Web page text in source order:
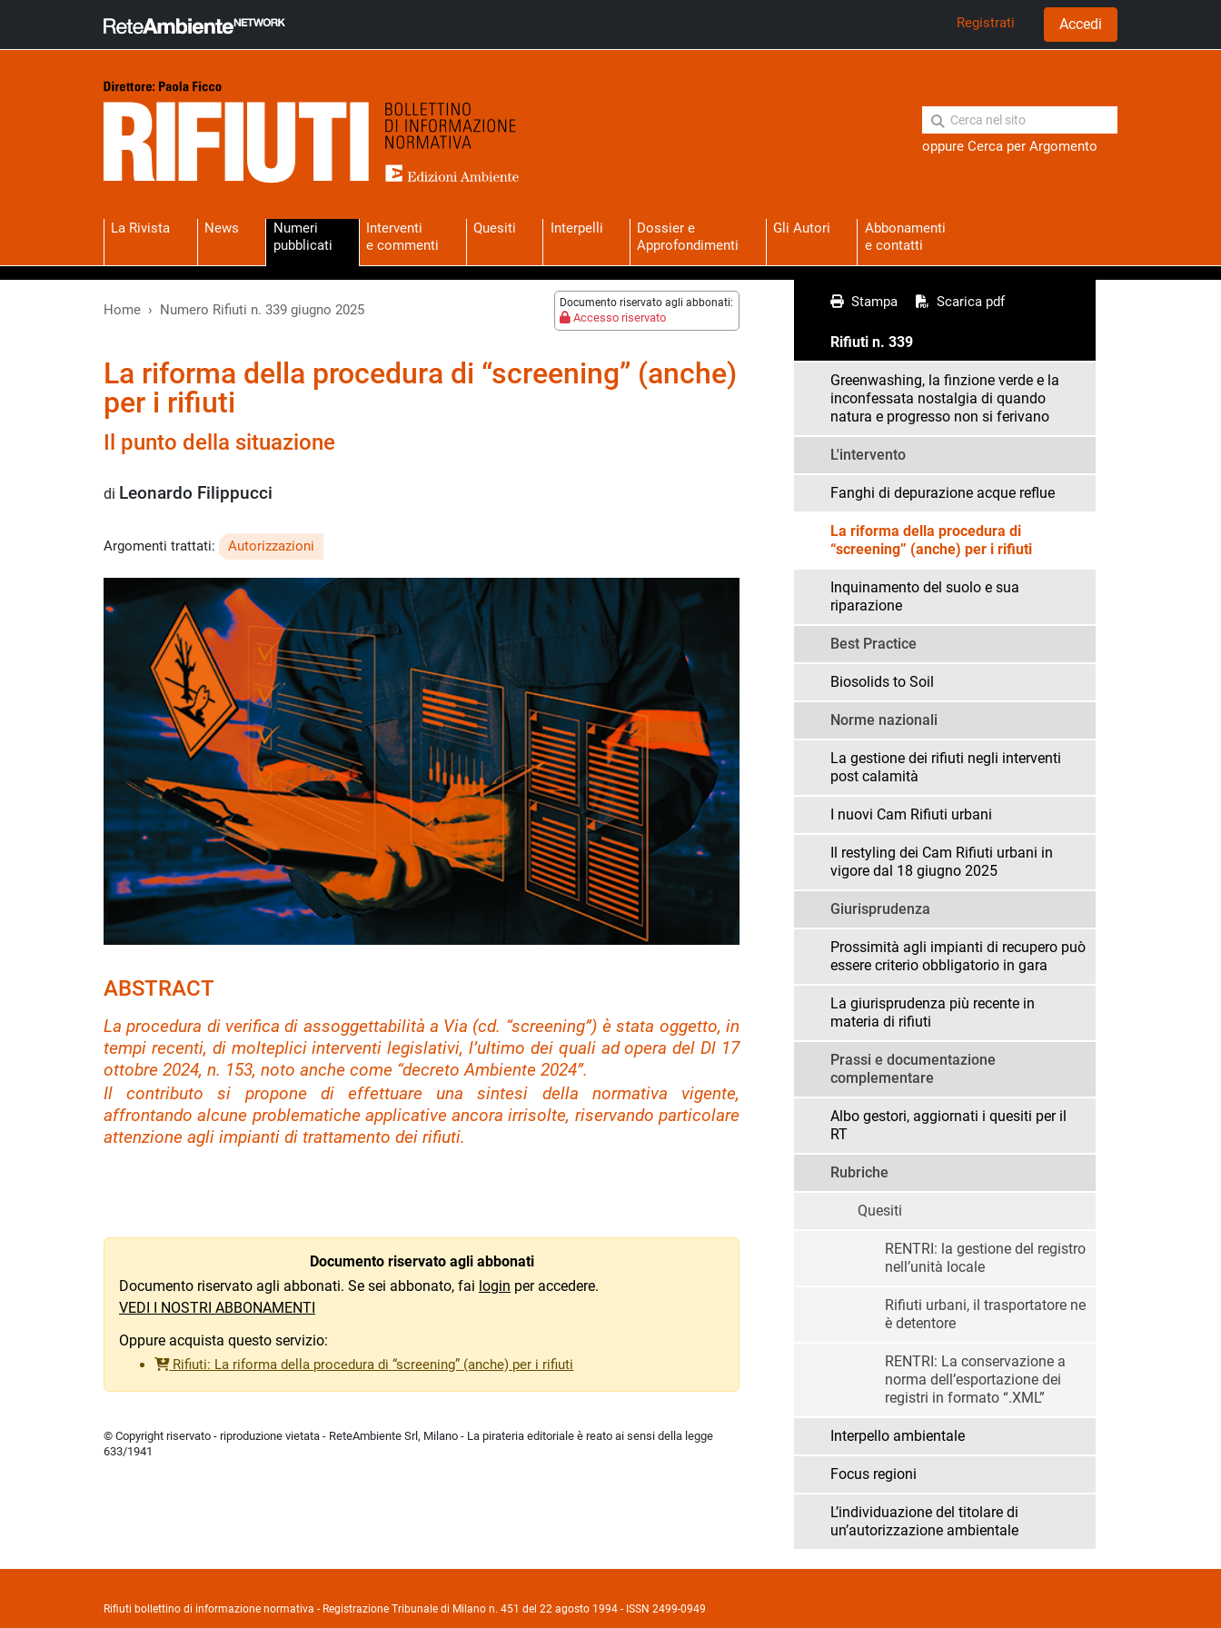
Registrati Accedi
oppure Cerca per Argomento
La Rivista News
Numeri
pubblicati
Interventi
e commenti
Quesiti Interpelli
Dossier e
Approfondimenti
Gli Autori
Abbonamenti
e contatti
Documento riservato agli abbonati:
Accesso riservato
Home Numero Rifiuti n. 339 giugno 2025
La riforma della procedura di “screening” (anche)
per i rifiuti
Il punto della situazione
di Leonardo Filippucci
Argomenti trattati: Autorizzazioni
ABSTRACT
La procedura di verifica di assoggettabilità a Via (cd. “screening”) è stata oggetto, in
tempi recenti, di molteplici interventi legislativi, l’ultimo dei quali ad opera del Dl 17
ottobre 2024, n. 153, noto anche come “decreto Ambiente 2024”.
Il contributo si propone di effettuare una sintesi della normativa vigente,
affrontando alcune problematiche applicative ancora irrisolte, riservando particolare
attenzione agli impianti di trattamento dei rifiuti.
Documento riservato agli abbonati
Documento riservato agli abbonati. Se sei abbonato, fai login per accedere.
VEDI I NOSTRI ABBONAMENTI
Oppure acquista questo servizio:
Rifiuti: La riforma della procedura di “screening” (anche) per i rifiuti
© Copyright riservato - riproduzione vietata - ReteAmbiente Srl, Milano - La pirateria editoriale è reato ai sensi della legge
633/1941
Stampa Scarica pdf
Rifiuti n. 339
Greenwashing, la finzione verde e la
inconfessata nostalgia di quando
natura e progresso non si ferivano
L'intervento
Fanghi di depurazione acque reflue
La riforma della procedura di
“screening” (anche) per i rifiuti
Inquinamento del suolo e sua
riparazione
Best Practice
Biosolids to Soil
Norme nazionali
La gestione dei rifiuti negli interventi
post calamità
I nuovi Cam Rifiuti urbani
Il restyling dei Cam Rifiuti urbani in
vigore dal 18 giugno 2025
Giurisprudenza
Prossimità agli impianti di recupero può
essere criterio obbligatorio in gara
La giurisprudenza più recente in
materia di rifiuti
Prassi e documentazione
complementare
Albo gestori, aggiornati i quesiti per il
RT
Rubriche
Quesiti
RENTRI: la gestione del registro
nell’unità locale
Rifiuti urbani, il trasportatore ne
è detentore
RENTRI: La conservazione a
norma dell’esportazione dei
registri in formato “.XML”
Interpello ambientale
Focus regioni
L’individuazione del titolare di
un’autorizzazione ambientale
Rifiuti bollettino di informazione normativa - Registrazione Tribunale di Milano n. 451 del 22 agosto 1994 - ISSN 2499-0949